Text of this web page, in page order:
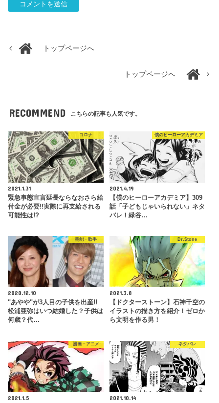
トップページへ
トップページへ
RECOMMEND こちらの記事も人気です。
コロナ
2021.1.31
緊急事態宣言延長ならなおさら給
付金が必要!!実際に再支給される
可能性は!?
僕のヒーローアカデミア
2021.4.19
【僕のヒーローアカデミア】309
話「子どもじゃいられない」ネタ
バレ！緑谷…
芸能・歌手
2020.12.10
"あやや"が3人目の子供を出産!!
松浦亜弥はいつ結婚した？子供は
何歳？代…
Dr.Stone
2021.3.8
【ドクターストーン】石神千空の
イラストの描き方を紹介！ゼロか
ら文明を作る男！
漫画・アニメ
2021.1.5
ネタバレ
2021.10.14